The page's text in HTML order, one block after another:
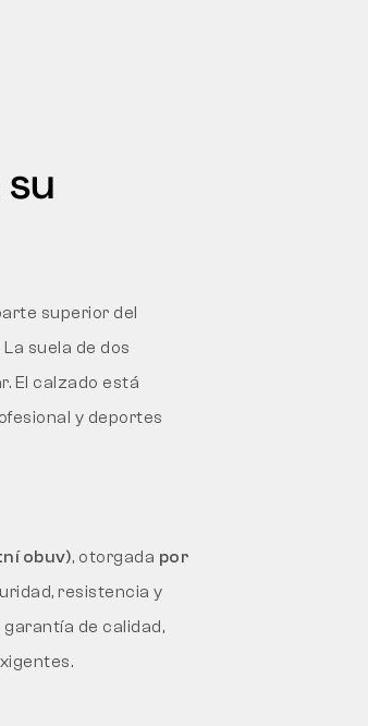
superior del
suela de dos
El calzado está
y deportes
obuv), otorgada por
resistencia y
de calidad,